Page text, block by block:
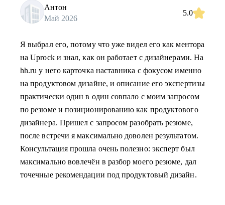
Антон
Май 2026
5.0
Я выбрал его, потому что уже видел его как ментора
на Uprock и знал, как он работает с дизайнерами. На
hh.ru у него карточка наставника с фокусом именно
на продуктовом дизайне, и описание его экспертизы
практически один в один совпало с моим запросом
по резюме и позиционированию как продуктового
дизайнера. Пришел с запросом разобрать резюме,
после встречи я максимально доволен результатом.
Консультация прошла очень полезно: эксперт был
максимально вовлечён в разбор моего резюме, дал
точечные рекомендации под продуктовый дизайн.